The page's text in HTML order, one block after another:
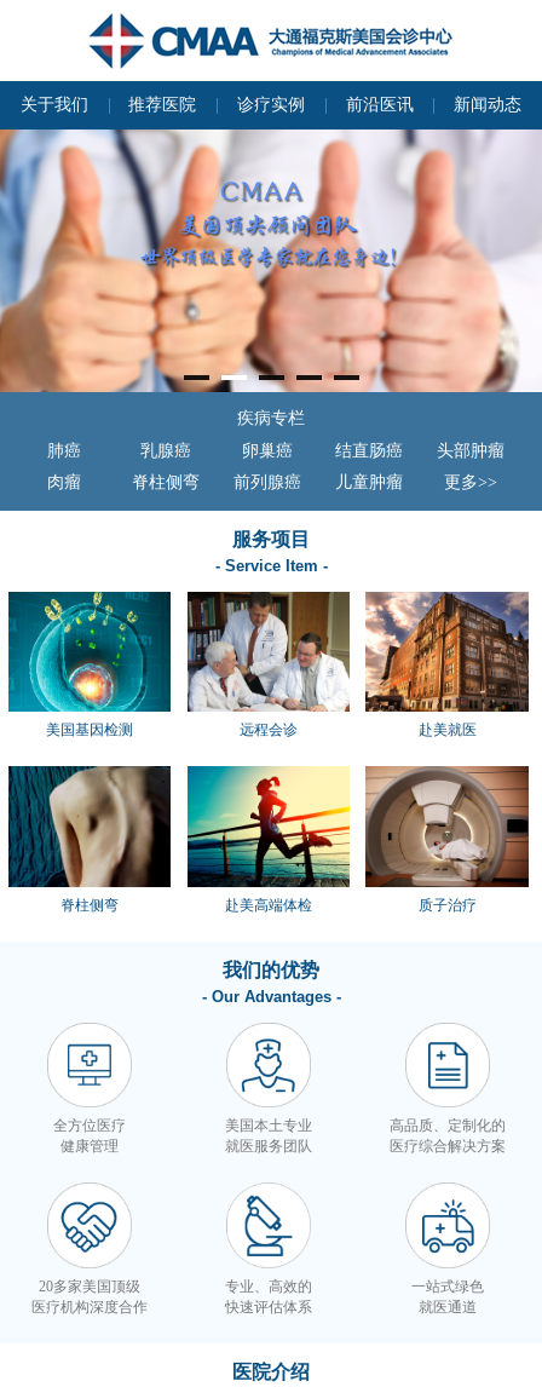
关于我们 推荐医院 诊疗实例 前沿医讯 新闻动态
疾病专栏
肺癌
乳腺癌 卵巢癌 结直肠癌
头部肿瘤
肉瘤
脊柱侧弯 前列腺癌 儿童肿瘤 更多>>
服务项目
- Service Item -
美国基因检测 远程会诊 赴美就医
脊柱侧弯 赴美高端体检 质子治疗
我们的优势
- Our Advantages -
全方位医疗
健康管理
美国本土专业
就医服务团队
高品质、定制化的
医疗综合解决方案
20多家美国顶级
医疗机构深度合作
专业、高效的
快速评估体系
一站式绿色
就医通道
医院介绍